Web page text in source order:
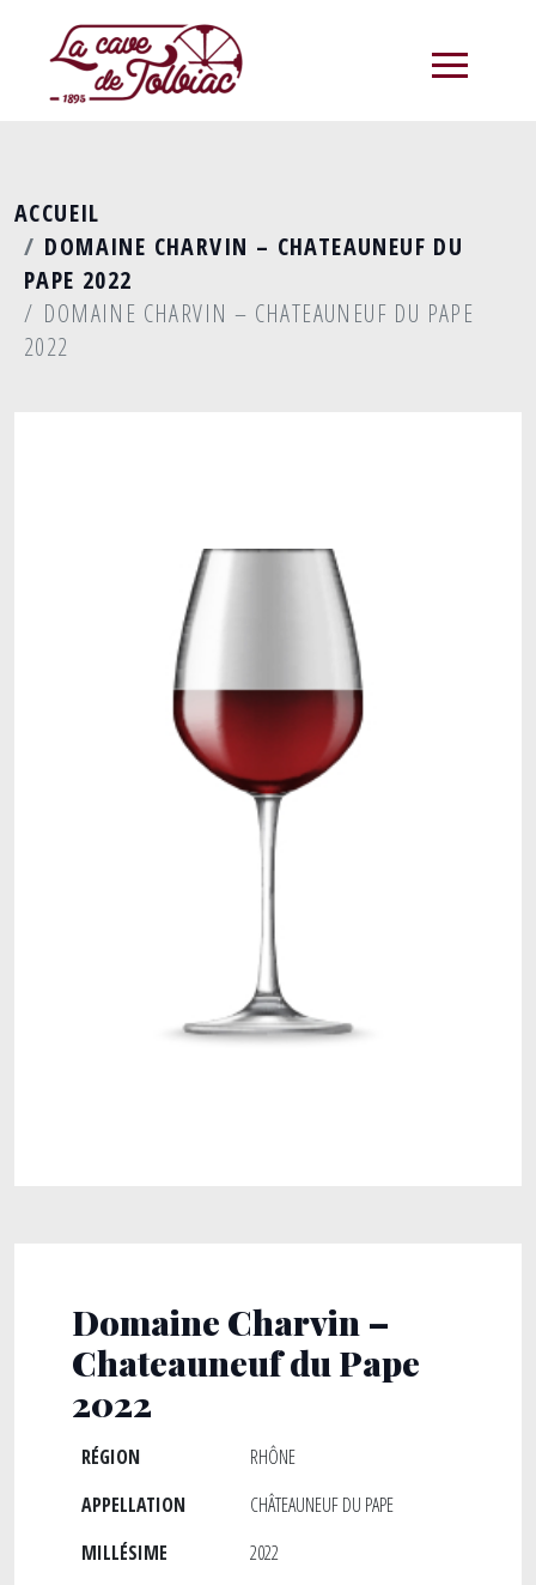
ACCUEIL
DOMAINE CHARVIN – CHATEAUNEUF DU
PAPE 2022
DOMAINE CHARVIN – CHATEAUNEUF DU PAPE
2022
Domaine Charvin –
Chateauneuf du Pape
2022
RÉGION
RHÔNE
APPELLATION
CHÂTEAUNEUF DU PAPE
MILLÉSIME
2022